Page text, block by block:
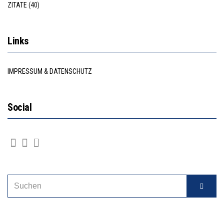
ZITATE (40)
Links
IMPRESSUM & DATENSCHUTZ
Social